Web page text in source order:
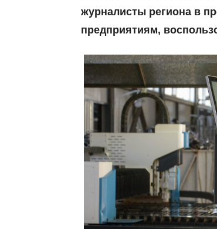
журналисты региона в
предприятиям,